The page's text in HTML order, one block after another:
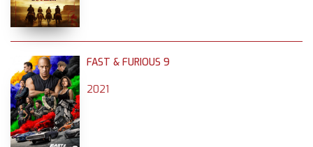
FAST & FURIOUS 9
2021